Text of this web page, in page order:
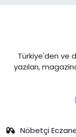
Türkiye'den ve
yazıları,
Nöbetçi